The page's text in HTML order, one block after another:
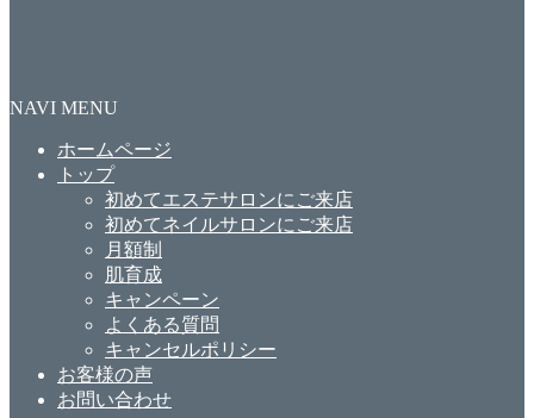
NAVI MENU
ホームページ
トップ
初めてエステサロンにご来店
初めてネイルサロンにご来店
月額制
肌育成
キャンペーン
よくある質問
キャンセルポリシー
お客様の声
お問い合わせ